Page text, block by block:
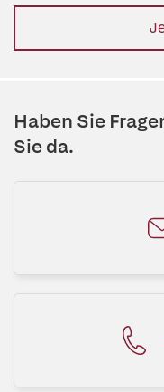
Haben Sie
Sie da.